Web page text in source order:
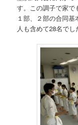
移
動
す。この調子で家で
１部、２部の合同
人も含めて28名でし